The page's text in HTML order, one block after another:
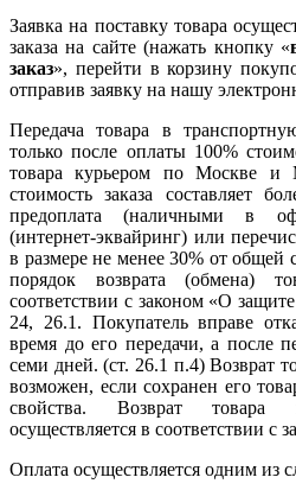
Заявка на поставку товара
заказа на сайте (нажать кнопку «
заказ», перейти в корзину
отправив заявку на нашу
Передача товара в
только после оплаты 100%
товара курьером по Москве и
стоимость заказа составляет
предоплата (наличными в
(интернет-эквайринг) или
в размере не менее 30% от общей
порядок возврата (обмена)
соответствии с законом «О
24, 26.1. Покупатель вправе
время до его передачи, а после
семи дней. (ст. 26.1 п.4) Возврат
возможен, если сохранен его
свойства. Возврат товара
осуществляется в соответствии с
Оплата осуществляется одним из